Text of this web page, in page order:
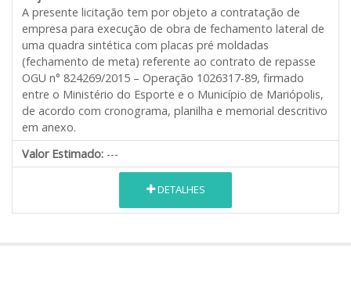
A presente licitação tem por objeto a contratação de
empresa para execução de obra de fechamento lateral de
uma quadra sintética com placas pré moldadas
(fechamento de meta) referente ao contrato de repasse
OGU n° 824269/2015 – Operação 1026317-89, firmado
entre o Ministério do Esporte e o Município de Mariópolis,
de acordo com cronograma, planilha e memorial descritivo
em anexo.
Valor Estimado: ---
DETALHES